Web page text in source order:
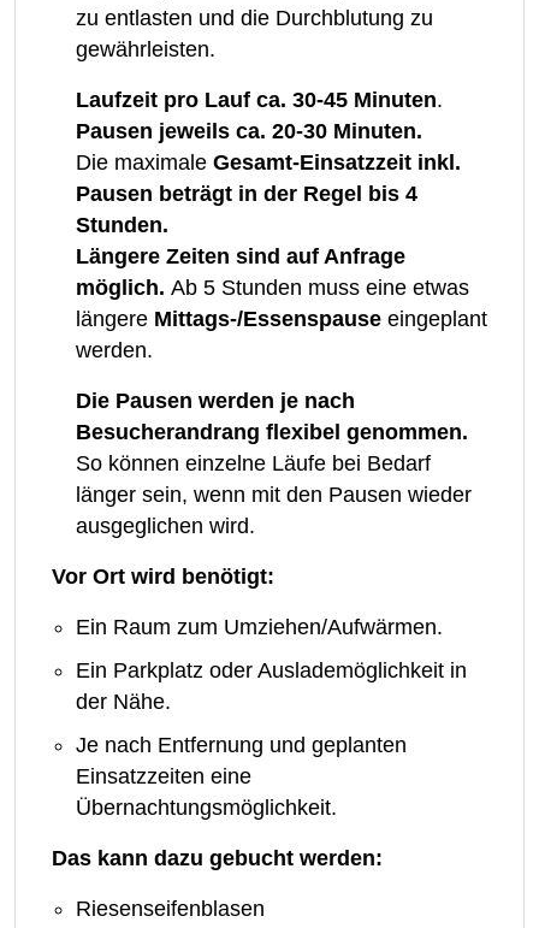
zu entlasten und die Durchblutung zu
gewährleisten.
Laufzeit pro Lauf ca. 30-45 Minuten.
Pausen jeweils ca. 20-30 Minuten.
Die maximale Gesamt-Einsatzzeit inkl.
Pausen beträgt in der Regel bis 4
Stunden.
Längere Zeiten sind auf Anfrage
möglich. Ab 5 Stunden muss eine etwas
längere Mittags-/Essenspause eingeplant
werden.
Die Pausen werden je nach
Besucherandrang flexibel genommen.
So können einzelne Läufe bei Bedarf
länger sein, wenn mit den Pausen wieder
ausgeglichen wird.
Vor Ort wird benötigt:
Ein Raum zum Umziehen/Aufwärmen.
Ein Parkplatz oder Auslademöglichkeit in
der Nähe.
Je nach Entfernung und geplanten
Einsatzzeiten eine
Übernachtungsmöglichkeit.
Das kann dazu gebucht werden:
Riesenseifenblasen